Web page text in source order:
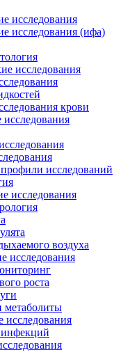
исследования
исследования (ифа)
исследования
крови
исследования
исследований
исследования
воздуха
исследования
роста